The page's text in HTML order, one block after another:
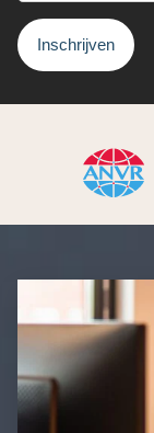
Inschrijven